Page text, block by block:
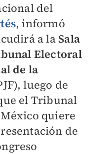
del
, informó
a la Sala
Electoral
de la
luego de
el Tribunal
quiere
de